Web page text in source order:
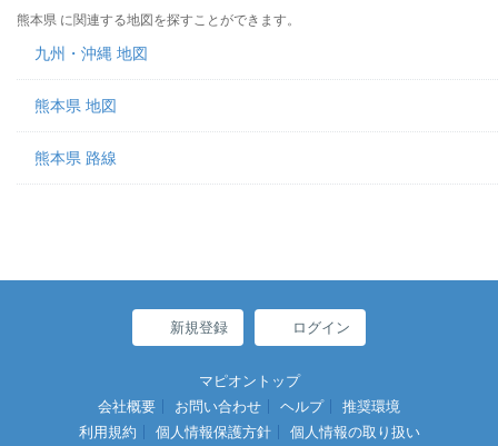
熊本県 に関連する地図を探すことができます。
九州・沖縄 地図
熊本県 地図
熊本県 路線
新規登録 ログイン
マピオントップ
会社概要
お問い合わせ ヘルプ
推奨環境
利用規約
個人情報保護方針 個人情報の取り扱い